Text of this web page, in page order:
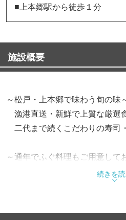
■上本郷駅から徒歩１分
施設概要
～松戸・上本郷で味わう旬の味
漁港直送・新鮮で上質な厳選
二代まで続くこだわりの寿司
～通年でふぐ料理もご用意して
古くから親交のある下関の漁
ださい。
続きを